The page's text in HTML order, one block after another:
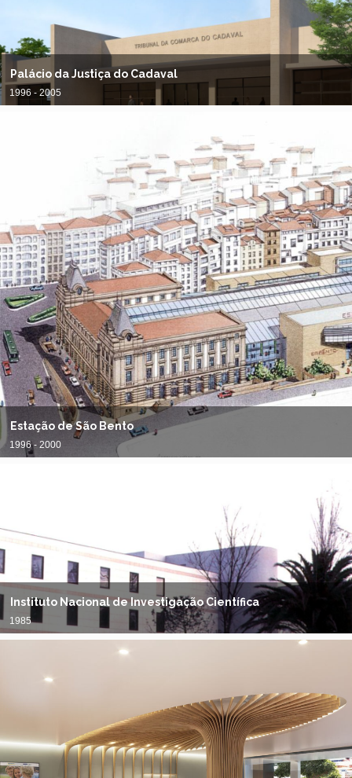
Palácio da Justiça do Cadaval
1996 - 2005
Estação de São Bento
1996 - 2000
Instituto Nacional de Investigação Científica
1985